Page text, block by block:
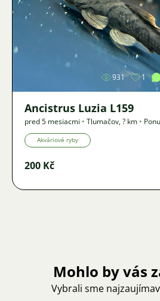
931 1
Ancistrus Luzia L159
pred 5 mesiacmi • Tlumačov,? km •
Akváriové ryby
200 Kč
Mohlo by vás
Vybrali sme